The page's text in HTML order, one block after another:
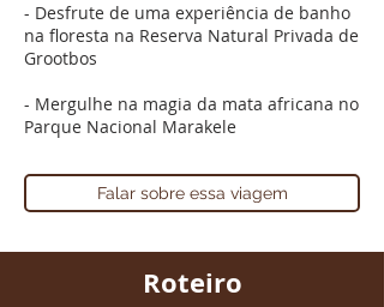
- Desfrute de uma experiência de banho
na floresta na Reserva Natural Privada de
Grootbos
- Mergulhe na magia da mata africana no
Parque Nacional Marakele
Falar sobre essa viagem
Roteiro